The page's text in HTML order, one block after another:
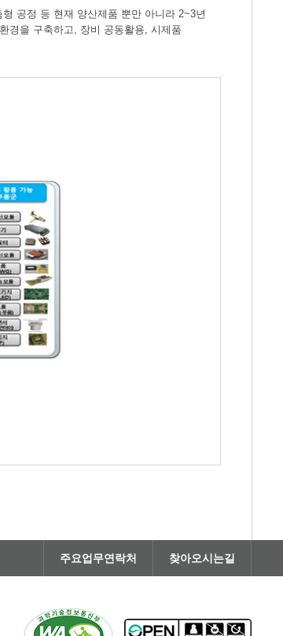
형 공정 등 현재 양산제품 뿐만 아니라 2~3년
경을 구축하고, 장비 공동활용, 시제품
주요업무연락처 찾아오시는길